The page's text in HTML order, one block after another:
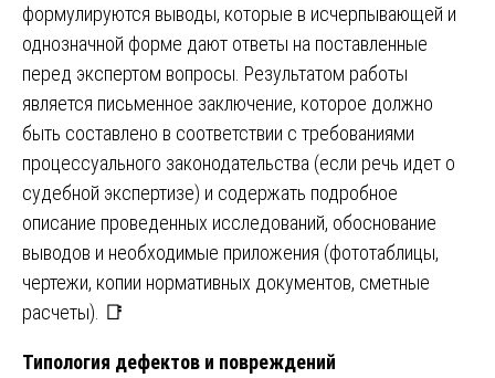
формулируются выводы, которые в исчерпывающей и
однозначной форме дают ответы на поставленные
перед экспертом вопросы. Результатом работы
является письменное заключение, которое должно
быть составлено в соответствии с требованиями
процессуального законодательства (если речь идет о
судебной экспертизе) и содержать подробное
описание проведенных исследований, обоснование
выводов и необходимые приложения (фототаблицы,
чертежи, копии нормативных документов, сметные
расчеты). 📑
Типология дефектов и повреждений